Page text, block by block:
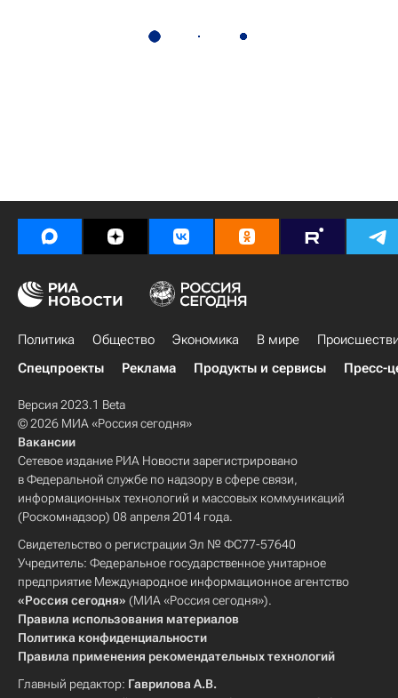
Политика Общество Экономика В мире
Спецпроекты
Реклама Продукты и сервисы Пресс-
Версия 2023.1 Beta
© 2026 МИА «Россия сегодня»
Вакансии
Сетевое издание РИА Новости зарегистрировано
в Федеральной службе по надзору в сфере связи,
информационных технологий и массовых коммуникаций
(Роскомнадзор) 08 апреля 2014 года.
Свидетельство о регистрации Эл № ФС77-57640
Учредитель: Федеральное государственное унитарное
предприятие Международное информационное агентство
«Россия сегодня» (МИА «Россия сегодня»).
Правила использования материалов
Политика конфиденциальности
Правила применения рекомендательных технологий
Главный редактор: Гаврилова А.В.